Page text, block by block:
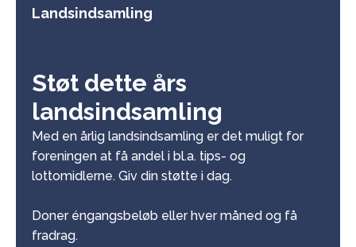
Landsindsamling
Støt dette års
landsindsamling
Med en årlig landsindsamling er det muligt for
foreningen at få andel i bl.a. tips- og
lottomidlerne. Giv din støtte i dag.
Doner éngangsbeløb eller hver måned og få
fradrag.